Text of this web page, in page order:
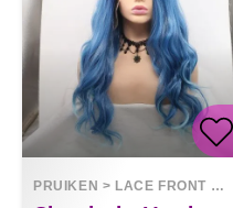
PRUIKEN > LACE FRONT WIGS